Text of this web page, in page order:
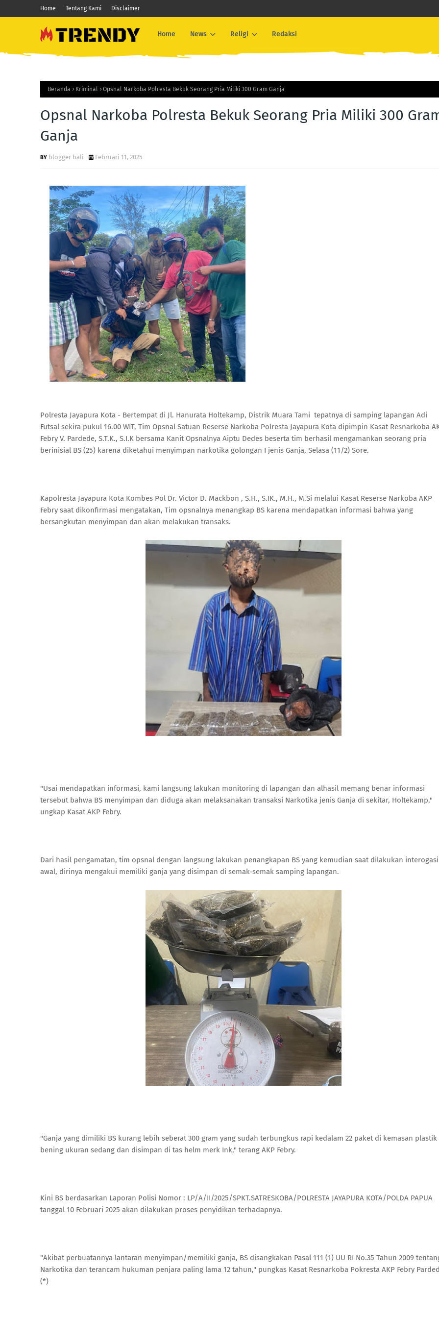
Home Tentang Kami Disclaimer
Home News Religi Redaksi
Beranda Kriminal Opsnal Narkoba Polresta Bekuk Seorang Pria Miliki 300 Gram Ganja
Opsnal Narkoba Polresta Bekuk Seorang Pria Miliki 300
Ganja
blogger bali Februari 11, 2025
Polresta Jayapura Kota - Bertempat di Jl. Hanurata Holtekamp, Distrik Muara Tami tepatnya di samping lapangan Adi
Futsal sekira pukul 16.00 WIT, Tim Opsnal Satuan Reserse Narkoba Polresta Jayapura Kota dipimpin Kasat Resnarkoba
Febry V. Pardede, S.T.K., S.I.K bersama Kanit Opsnalnya Aiptu Dedes beserta tim berhasil mengamankan seorang pria
berinisial BS (25) karena diketahui menyimpan narkotika golongan I jenis Ganja, Selasa (11/2) Sore.
Kapolresta Jayapura Kota Kombes Pol Dr. Victor D. Mackbon , S.H., S.IK., M.H., M.Si melalui Kasat Reserse Narkoba AKP
Febry saat dikonfirmasi mengatakan, Tim opsnalnya menangkap BS karena mendapatkan informasi bahwa yang
bersangkutan menyimpan dan akan melakukan transaks.
"Usai mendapatkan informasi, kami langsung lakukan monitoring di lapangan dan alhasil memang benar informasi
tersebut bahwa BS menyimpan dan diduga akan melaksanakan transaksi Narkotika jenis Ganja di sekitar, Holtekamp,"
ungkap Kasat AKP Febry.
Dari hasil pengamatan, tim opsnal dengan langsung lakukan penangkapan BS yang kemudian saat dilakukan interogasi
awal, dirinya mengakui memiliki ganja yang disimpan di semak-semak samping lapangan.
"Ganja yang dimiliki BS kurang lebih seberat 300 gram yang sudah terbungkus rapi kedalam 22 paket di kemasan plastik
bening ukuran sedang dan disimpan di tas helm merk Ink," terang AKP Febry.
Kini BS berdasarkan Laporan Polisi Nomor : LP/A/II/2025/SPKT.SATRESKOBA/POLRESTA JAYAPURA KOTA/POLDA PAPUA
tanggal 10 Februari 2025 akan dilakukan proses penyidikan terhadapnya.
"Akibat perbuatannya lantaran menyimpan/memiliki ganja, BS disangkakan Pasal 111 (1) UU RI No.35 Tahun 2009
Narkotika dan terancam hukuman penjara paling lama 12 tahun," pungkas Kasat Resnarkoba Pokresta AKP Febry
(*)